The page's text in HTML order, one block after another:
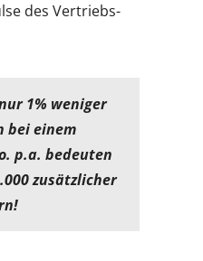
des Vertriebs-
1% weniger
bei einem
p.a. bedeuten
zusätzlicher